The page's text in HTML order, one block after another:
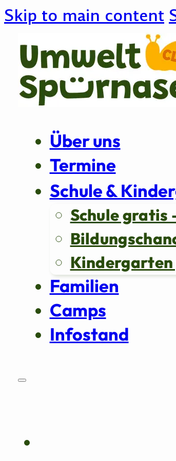
Skip to main content
Über uns
Termine
Schule &
Schule gratis
Kindergarten
Familien
Camps
Infostand